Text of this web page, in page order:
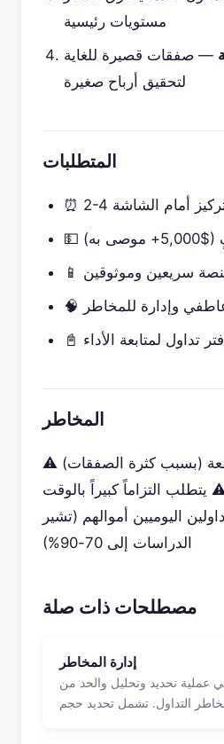
مستويات رئيسية
— صفقات قصيرة للغاية
لتحقيق أرباح صغيرة
المتطلبات
أمام الشاشة
به)
سريعين وموثوقين
عاطفي وإدارة للمخاطر
دفتر تداول لمتابعة الأداء
المخاطر
⚠️ تكاليف معاملات مرتفعة (بسبب كثرة الصفقات)
التزاماً كبيراً بالوقت
اليوميين أموالهم (تشير
الدراسات إلى 70-90%)
مصطلحات ذات صلة
إدارة المخاطر
عملية تحديد وتحليل والحد من